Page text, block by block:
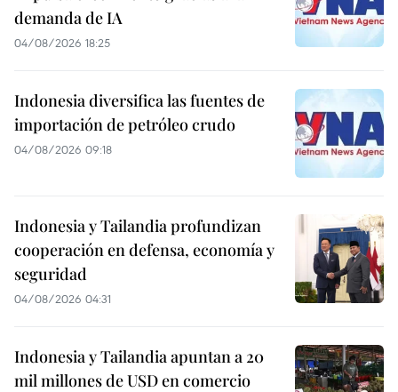
demanda de IA
04/08/2026 18:25
Indonesia diversifica las fuentes de
importación de petróleo crudo
04/08/2026 09:18
Indonesia y Tailandia profundizan
cooperación en defensa, economía y
seguridad
04/08/2026 04:31
Indonesia y Tailandia apuntan a 20
mil millones de USD en comercio